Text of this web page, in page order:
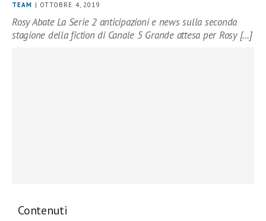
TEAM | OTTOBRE 4, 2019
Rosy Abate La Serie 2 anticipazioni e news sulla seconda
stagione della fiction di Canale 5 Grande attesa per Rosy […]
Contenuti